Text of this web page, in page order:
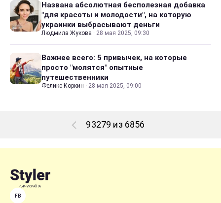
Названа абсолютная бесполезная добавка
"для красоты и молодости", на которую
украинки выбрасывают деньги
Людмила Жукова · 28 мая 2025, 09:30
Важнее всего: 5 привычек, на которые
просто "молятся" опытные
путешественники
Феликс Коркин · 28 мая 2025, 09:00
93279 из 6856
FB